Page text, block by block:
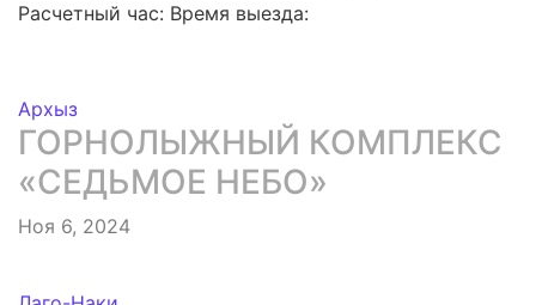
Расчетный час: Время выезда:
Архыз
ГОРНОЛЫЖНЫЙ КОМПЛЕКС
«СЕДЬМОЕ НЕБО»
Ноя 6, 2024